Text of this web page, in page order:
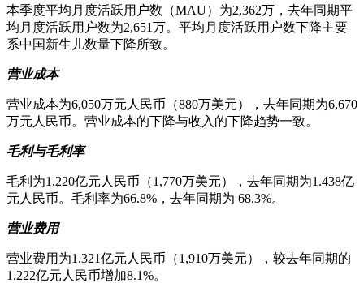
本季度平均月度活跃用户数（MAU）为2,362万，去年同期平
均月度活跃用户数为2,651万。平均月度活跃用户数下降主要
系中国新生儿数量下降所致。
营业成本
营业成本为6,050万元人民币（880万美元），去年同期为6,670
万元人民币。营业成本的下降与收入的下降趋势一致。
毛利与毛利率
毛利为1.220亿元人民币（1,770万美元），去年同期为1.438亿
元人民币。毛利率为66.8%，去年同期为 68.3%。
营业费用
营业费用为1.321亿元人民币（1,910万美元），较去年同期的
1.222亿元人民币增加8.1%。